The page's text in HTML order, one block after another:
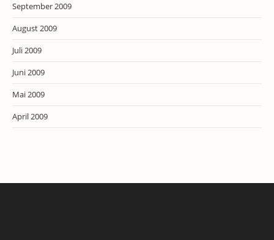
September 2009
August 2009
Juli 2009
Juni 2009
Mai 2009
April 2009